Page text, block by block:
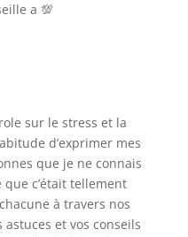
a 💯
sur le stress et la
d’exprimer mes
que je ne connais
c’était tellement
à travers nos
et vos conseils